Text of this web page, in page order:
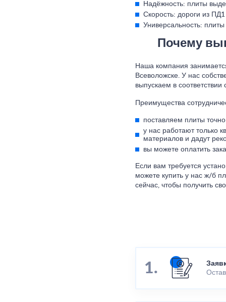
Надёжность: плиты
Скорость: дороги из
Универсальность:
Почему
Наша компания
Всеволожске. У нас
выпускаем в
Преимущества
поставляем плиты
у нас работают только
материалов и дадут
вы можете оплатить
Если вам требуется
можете купить у нас ж/б
сейчас, чтобы получить